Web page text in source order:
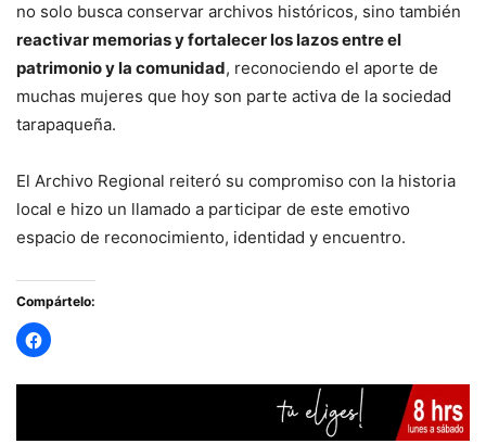
no solo busca conservar archivos históricos, sino también
reactivar memorias y fortalecer los lazos entre el
patrimonio y la comunidad, reconociendo el aporte de
muchas mujeres que hoy son parte activa de la sociedad
tarapaqueña.
El Archivo Regional reiteró su compromiso con la historia
local e hizo un llamado a participar de este emotivo
espacio de reconocimiento, identidad y encuentro.
Compártelo: